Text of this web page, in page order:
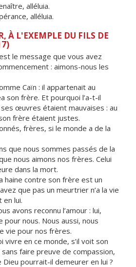
alléluia.
alléluia.
À L'EXEMPLE DU FILS DE
le message que vous avez
: aimons-nous les
Caïn : il appartenait au
son frère. Et pourquoi l’a-t-il
œuvres étaient mauvaises : au
frère étaient justes.
frères, si le monde a de la
que nous sommes passés de la
nous aimons nos frères. Celui
dans la mort.
haine contre son frère est un
que pas un meurtrier n’a la vie
lui.
avons reconnu l’amour : lui,
pour nous. Nous aussi, nous
vie pour nos frères.
vivre en ce monde, s’il voit son
faire preuve de compassion,
Dieu pourrait-il demeurer en lui ?